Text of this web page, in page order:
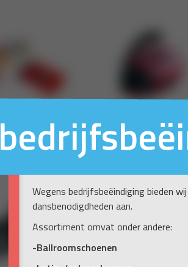
Wegens bedrijfsbeëindiging bieden
dansbenodigdheden aan.
Assortiment omvat onder andere:
-Ballroomschoenen